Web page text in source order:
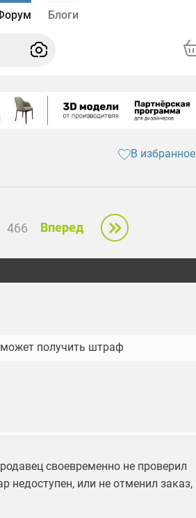
Блоги
В избранное
466 Вперед
может получить штраф
своевременно не проверил
недоступен, или не отменил заказ,